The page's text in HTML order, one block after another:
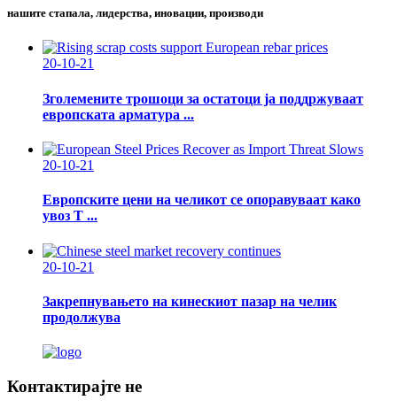
нашите стапала, лидерства, иновации, производи
20-10-21
Зголемените трошоци за остатоци ја поддржуваат
европската арматура ...
20-10-21
Европските цени на челикот се опоравуваат како
увоз Т ...
20-10-21
Закрепнувањето на кинескиот пазар на челик
продолжува
Контактирајте не